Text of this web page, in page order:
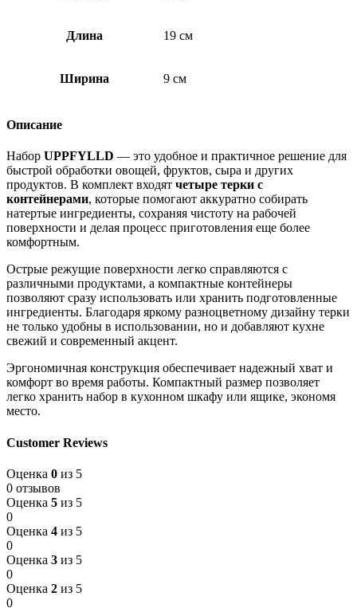
Длина 19 см
Ширина 9 см
Описание
Набор UPPFYLLD — это удобное и практичное решение для
быстрой обработки овощей, фруктов, сыра и других
продуктов. В комплект входят четыре терки с
контейнерами, которые помогают аккуратно собирать
натертые ингредиенты, сохраняя чистоту на рабочей
поверхности и делая процесс приготовления еще более
комфортным.
Острые режущие поверхности легко справляются с
различными продуктами, а компактные контейнеры
позволяют сразу использовать или хранить подготовленные
ингредиенты. Благодаря яркому разноцветному дизайну терки
не только удобны в использовании, но и добавляют кухне
свежий и современный акцент.
Эргономичная конструкция обеспечивает надежный хват и
комфорт во время работы. Компактный размер позволяет
легко хранить набор в кухонном шкафу или ящике, экономя
место.
Customer Reviews
Оценка 0 из 5
0 отзывов
Оценка 5 из 5
0
Оценка 4 из 5
0
Оценка 3 из 5
0
Оценка 2 из 5
0